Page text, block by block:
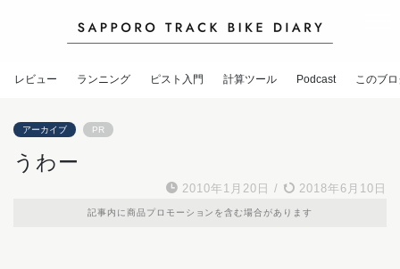
レビュー ランニング ピスト入門 計算ツール Podcast このブ
アーカイブ PR
うわー
2010年1月20日 / 2018年6月10日
記事内に商品プロモーションを含む場合があります